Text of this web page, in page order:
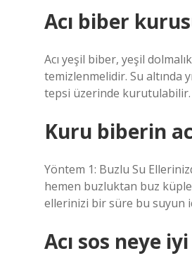
Acı biber
Acı yeşil biber, yeşil
temizlenmelidir. Su altında
tepsi üzerinde kurutulabilir.
Kuru biberin
Yöntem 1: Buzlu Su
hemen buzluktan buz
ellerinizi bir süre bu suyun
Acı sos neye